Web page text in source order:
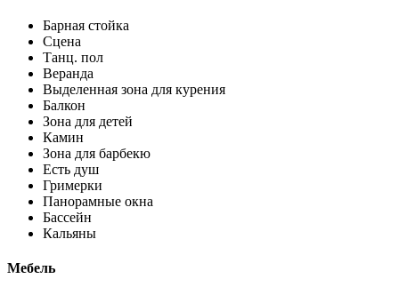
Барная стойка
Сцена
Танц. пол
Веранда
Выделенная зона для курения
Балкон
Зона для детей
Камин
Зона для барбекю
Есть душ
Гримерки
Панорамные окна
Бассейн
Кальяны
Мебель